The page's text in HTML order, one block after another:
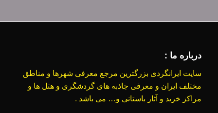
درباره ما :
سایت ایرانگردی بزرگترین مرجع معرفی شهرها و مناطق
مختلف ایران و معرفی جاذبه های گردشگری و هتل ها و
مراکز خرید و آثار باستانی و… می باشد .